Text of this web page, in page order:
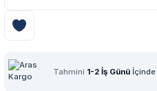
Tahmini 1-2 İş Günü İçinde